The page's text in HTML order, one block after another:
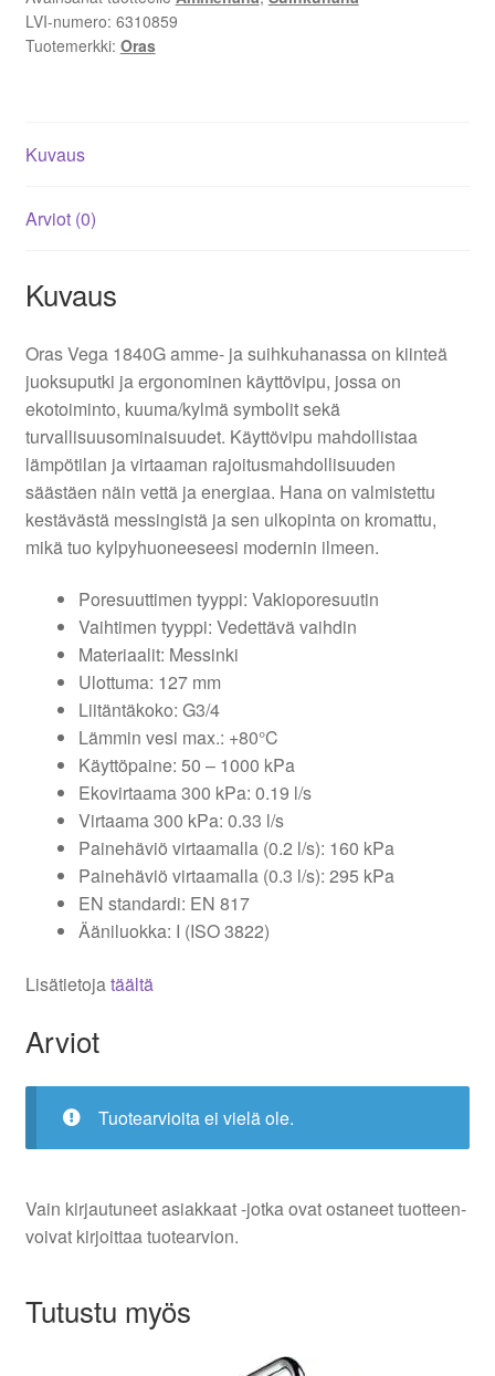
LVI-numero: 6310859
Tuotemerkki: Oras
Kuvaus
Arviot (0)
Kuvaus
Oras Vega 1840G amme- ja suihkuhanassa on kiinteä
juoksuputki ja ergonominen käyttövipu, jossa on
ekotoiminto, kuuma/kylmä symbolit sekä
turvallisuusominaisuudet. Käyttövipu mahdollistaa
lämpötilan ja virtaaman rajoitusmahdollisuuden
säästäen näin vettä ja energiaa. Hana on valmistettu
kestävästä messingistä ja sen ulkopinta on kromattu,
mikä tuo kylpyhuoneeseesi modernin ilmeen.
Poresuuttimen tyyppi: Vakioporesuutin
Vaihtimen tyyppi: Vedettävä vaihdin
Materiaalit: Messinki
Ulottuma: 127 mm
Liitäntäkoko: G3/4
Lämmin vesi max.: +80°C
Käyttöpaine: 50 – 1000 kPa
Ekovirtaama 300 kPa: 0.19 l/s
Virtaama 300 kPa: 0.33 l/s
Painehäviö virtaamalla (0.2 l/s): 160 kPa
Painehäviö virtaamalla (0.3 l/s): 295 kPa
EN standardi: EN 817
Ääniluokka: I (ISO 3822)
Lisätietojatäältä
Arviot
Tuotearvioita ei vielä ole.
Vain kirjautuneet asiakkaat -jotka ovat ostaneet tuotteen-
voivat kirjoittaa tuotearvion.
Tutustu myös